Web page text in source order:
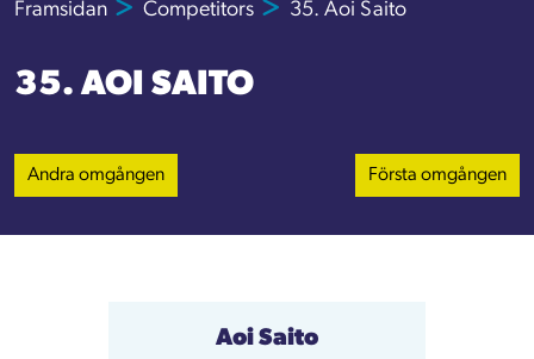
Framsidan Competitors 35. Aoi Saito
35. AOI SAITO
Andra omgången Första omgången
Aoi Saito